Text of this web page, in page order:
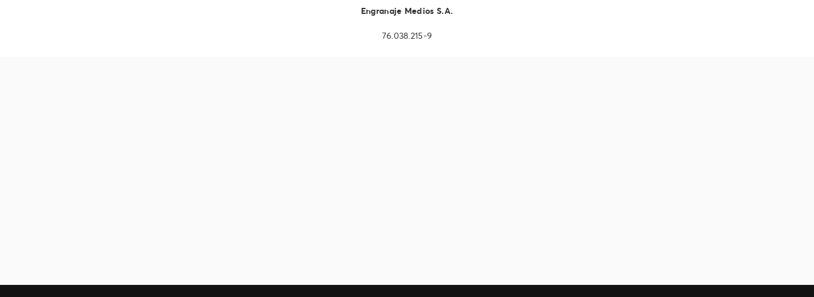
Engranaje Medios S.A.
76.038.215-9